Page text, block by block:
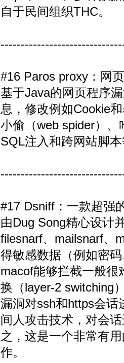
自于民间组织THC。
#16 Paros proxy：网
基于Java的网页程序
息，修改例如Cookie
小偷（web spider）
SQL注入和跨网站脚
#17 Dsniff：一款超强
由Dug Song精心设计
filesnarf、mailsnarf、
得敏感数据（例如密
macof能够拦截一般
换（layer-2 switching
漏洞对ssh和https会话
间人攻击技术，对会
之，这是一个非常有
作。